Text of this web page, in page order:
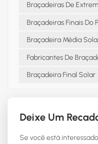
Braçadeiras De
Braçadeiras Finais Do
Braçadeira Média
Fabricantes De
Braçadeira Final Solar
Deixe Um
Se você está